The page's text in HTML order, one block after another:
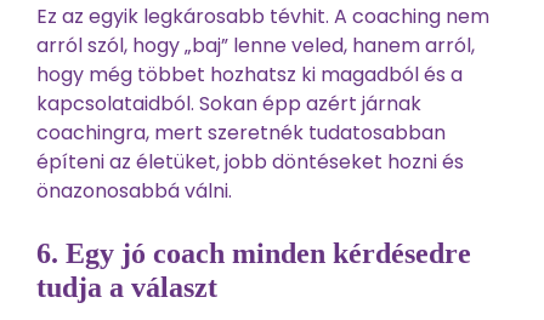
Ez az egyik legkárosabb tévhit. A coaching nem
arról szól, hogy „baj” lenne veled, hanem arról,
hogy még többet hozhatsz ki magadból és a
kapcsolataidból. Sokan épp azért járnak
coachingra, mert szeretnék tudatosabban
építeni az életüket, jobb döntéseket hozni és
önazonosabbá válni.
6. Egy jó coach minden kérdésedre
tudja a választ